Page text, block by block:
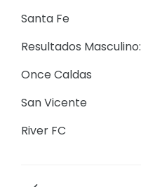
Santa Fe
Resultados Masculino:
Once Caldas
San Vicente
River FC